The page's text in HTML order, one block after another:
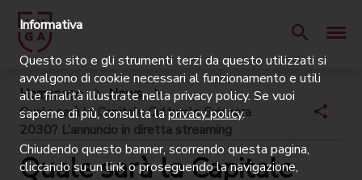
Homepage
News
Quale sarà la Capitale Culturale Svizzera
2030? L’annuncio in diretta streaming
Quale sarà la Capitale
Informativa
Questo sito e gli strumenti terzi da questo utilizzati si
avvalgono di cookie necessari al funzionamento e utili
alle finalità illustrate nella privacy policy. Se vuoi
saperne di più, consulta laprivacy policy.
Chiudendo questo banner, scorrendo questa pagina,
cliccando su un link o proseguendo la navigazione,